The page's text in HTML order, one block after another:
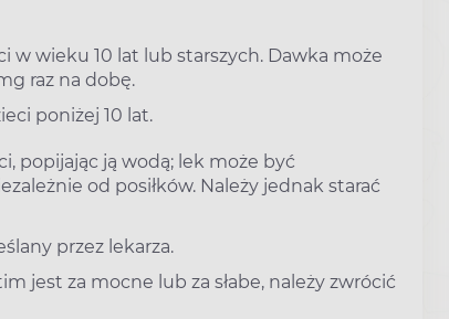
w wieku 10 lat lub starszych. Dawka może
raz na dobę.
poniżej 10 lat.
popijając ją wodą; lek może być
od posiłków. Należy jednak starać
przez lekarza.
jest za mocne lub za słabe, należy zwrócić